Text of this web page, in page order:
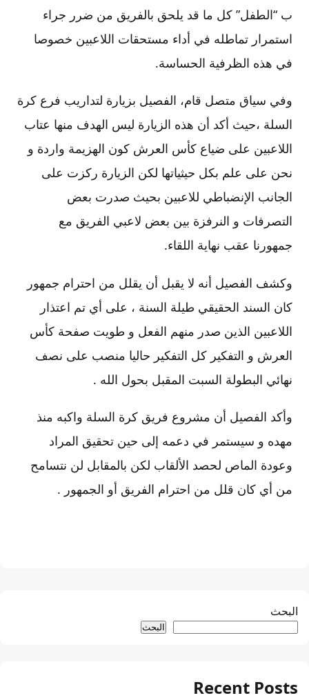
ب “الطفل” كل ما قد يلحق بالفريق من ضرر جراء
استمرار تماطله في أداء مستحقات اللاعبين خصوصا
في هذه الظرفية الحساسة.
وفي سياق متصل قام، الفصيل بزيارة لتداريب فرع كرة
السلة ،حيث أكد أن هذه الزيارة ليس الهدف منها عتاب
اللاعبين على ضياع كأس العرش كون الهزيمة واردة و
نحن على علم بكل حيثياتها لكن الزيارة ركزت على
الجانب الإنضباطي للاعبين بحيث صدرت بعض
التصرفات و النرفزة بين بعض لاعبي الفريق مع
جمهورنا عقب نهاية اللقاء.
وكشف الفصيل أنه لا يقبل أن يقلل من احترام جمهور
كان السند الحقيقي طيلة السنة ، على أي تم اعتذار
اللاعبين الذين صدر منهم الفعل و طويت صفحة كأس
العرش و التفكير كل التفكير حاليا منصب على نصف
نهائي البطولة السبت المقبل بحول الله .
وأكد الفصيل أن مشروع فريق كرة السلة واكبه منذ
مهده و سيستمر في دعمه إلى حين تحقيق المراد
وعودة الماص لحصد الألقاب لكن بالمقابل لن نتسامح
من أي كان قلل من احترام الفريق أو الجمهور .
البحث
البحث
Recent Posts